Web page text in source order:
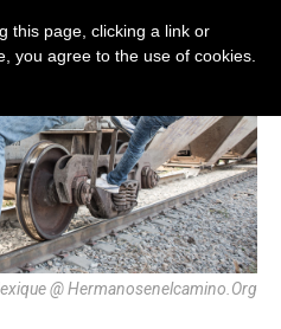
@ Hermanosenelcamino.Org
this page, clicking a link or
you agree to the use of cookies.